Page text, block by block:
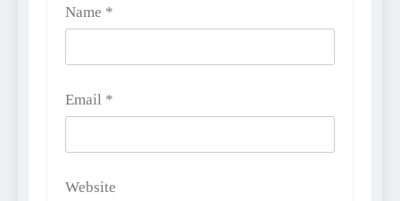
Name *
Email *
Website